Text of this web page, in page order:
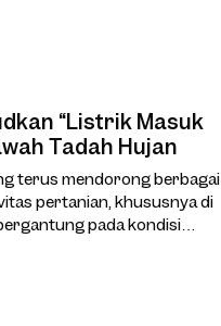
“Listrik Masuk
Tadah Hujan
terus mendorong berbagai
pertanian, khususnya di
pada kondisi
adalah program “Listrik